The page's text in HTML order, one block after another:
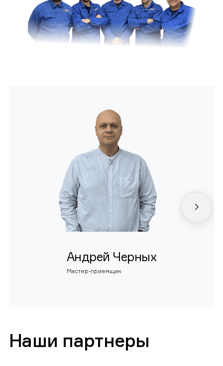
Андрей Черных
Мастер-приемщик
Наши партнеры